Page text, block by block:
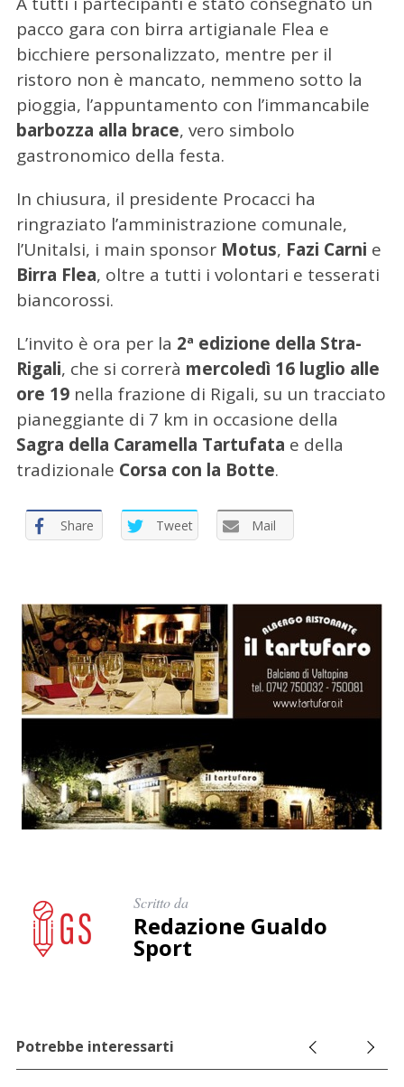
pacco gara con birra artigianale Flea e
bicchiere personalizzato, mentre per il
ristoro non è mancato, nemmeno sotto la
pioggia, l’appuntamento con l’immancabile
barbozza alla brace, vero simbolo
gastronomico della festa.
In chiusura, il presidente Procacci ha
ringraziato l’amministrazione comunale,
l’Unitalsi, i main sponsor Motus, Fazi Carni e
Birra Flea, oltre a tutti i volontari e tesserati
biancorossi.
L’invito è ora per la 2ª edizione della Stra-
Rigali, che si correrà mercoledì 16 luglio alle
ore 19nella frazione di Rigali, su un tracciato
pianeggiante di 7 km in occasione della
Sagra della Caramella Tartufata e della
tradizionale Corsa con la Botte.
Share Tweet Mail
Scritto da
Redazione Gualdo
Sport
Potrebbe interessarti